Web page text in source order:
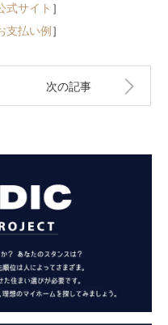
式サイト ］
支払い例 ］
次の記事